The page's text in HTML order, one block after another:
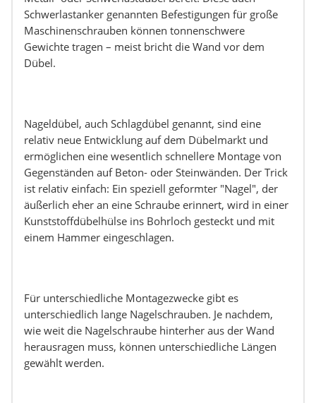
Schwerlastanker genannten Befestigungen für große
Maschinenschrauben können tonnenschwere
Gewichte tragen – meist bricht die Wand vor dem
Dübel.
Nageldübel, auch Schlagdübel genannt, sind eine
relativ neue Entwicklung auf dem Dübelmarkt und
ermöglichen eine wesentlich schnellere Montage von
Gegenständen auf Beton- oder Steinwänden. Der Trick
ist relativ einfach: Ein speziell geformter "Nagel", der
äußerlich eher an eine Schraube erinnert, wird in einer
Kunststoffdübelhülse ins Bohrloch gesteckt und mit
einem Hammer eingeschlagen.
Für unterschiedliche Montagezwecke gibt es
unterschiedlich lange Nagelschrauben. Je nachdem,
wie weit die Nagelschraube hinterher aus der Wand
herausragen muss, können unterschiedliche Längen
gewählt werden.